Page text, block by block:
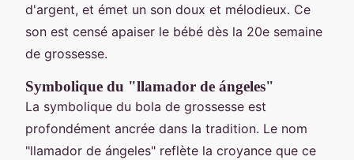
d'argent, et émet un son doux et mélodieux. Ce
son est censé apaiser le bébé dès la 20e semaine
de grossesse.
Symbolique du "llamador de ángeles"
La symbolique du bola de grossesse est
profondément ancrée dans la tradition. Le nom
"llamador de ángeles" reflète la croyance que ce